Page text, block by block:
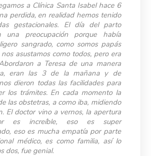
a Clínica Santa Isabel hace 6
perdida, en realidad hemos tenido
gestacionales. El día del parto
una preocupación porque había
sangrado, como somos papás
asustamos como todos, peroera
a Teresa de una manera
eran las 3 de la mañana y de
dieron todas las facilidades para
los trámites. En cada momento la
las obstetras, a como iba, midiendo
El doctor vino a vernos, la apertura
es increíble, eso es super
eso es mucha empatía por parte
médico, es como familia, así lo
dos, fue genial.